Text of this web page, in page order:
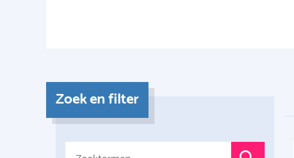
Zoek en filter